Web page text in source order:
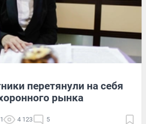
перетянули на себя
рынка
4 123 5